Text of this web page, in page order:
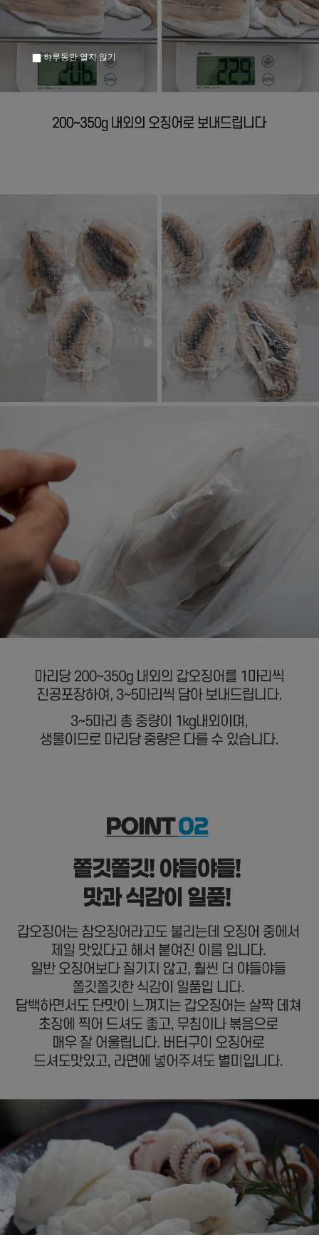
하루동안 열지 않기